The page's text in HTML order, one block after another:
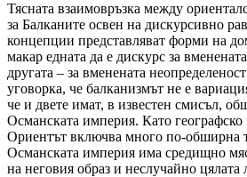
Тясната взаимовръзка между
за Балканите освен на дискурсивно
концепции представляват форми на
макар едната да е дискурс за
другата – за вменената
уговорка, че балканизмът не е
че и двете имат, в известен смисъл,
Османската империя. Като географско
Ориентът включва много по-обширна
Османската империя има средищно
на неговия образ и неслучайно цялата